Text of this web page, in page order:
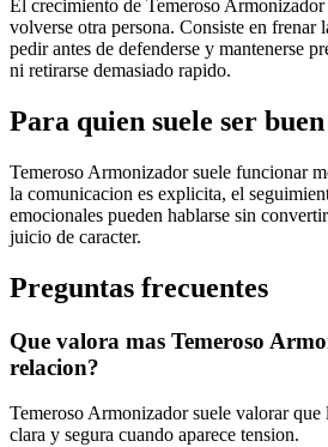
El crecimiento de Temeroso Armonizador
volverse otra persona. Consiste en frenar
pedir antes de defenderse y mantenerse
ni retirarse demasiado rapido.
Para quien suele ser
Temeroso Armonizador suele funcionar
la comunicacion es explicita, el
emocionales pueden hablarse sin
juicio de caracter.
Preguntas frecuentes
Que valora mas Temeroso
relacion?
Temeroso Armonizador suele valorar que
clara y segura cuando aparece tension.